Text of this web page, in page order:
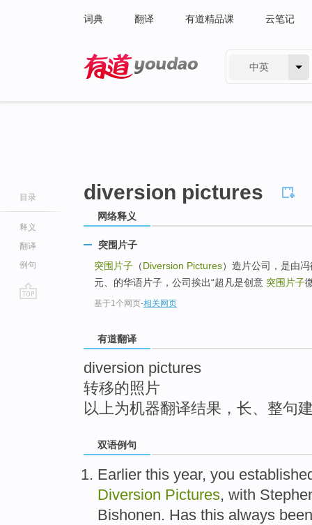
词典 翻译 有道精品课 云笔记
中英
目录
释义
翻译
例句
diversion pictures
网络释义
突围片子
突围片子 （Diversion Pictures）造片公司，是由
元、的华语片子，公司挨出“超凡是创意 突围片子
基于1个网页-相关网页
有道翻译
diversion pictures
转移的照片
以上为机器翻译结果，长、整句
双语例句
Earlier this year, you
Diversion Pictures, with
Bishonen. Has this always been